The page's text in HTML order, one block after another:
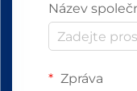
Název
Zpráva